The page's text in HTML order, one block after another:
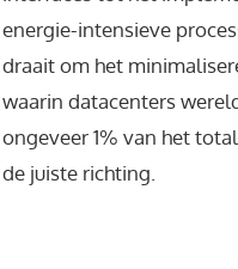
energie-intensieve
draait om het
waarin datacenters
ongeveer 1% van het
de juiste richting.